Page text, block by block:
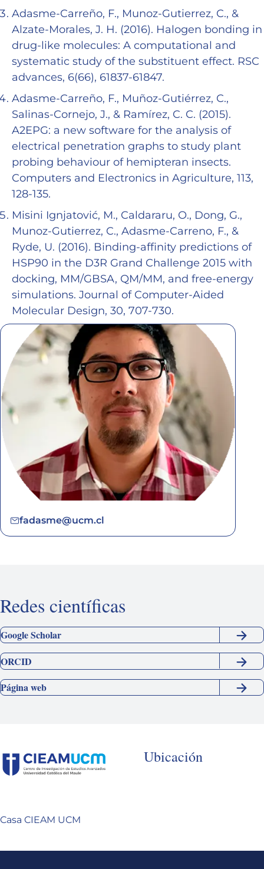
Adasme-Carreño, F., Munoz-Gutierrez, C., &
Alzate-Morales, J. H. (2016). Halogen bonding in
drug-like molecules: A computational and
systematic study of the substituent effect. RSC
advances, 6(66), 61837-61847.
Adasme-Carreño, F., Muñoz-Gutiérrez, C.,
Salinas-Cornejo, J., & Ramírez, C. C. (2015).
A2EPG: a new software for the analysis of
electrical penetration graphs to study plant
probing behaviour of hemipteran insects.
Computers and Electronics in Agriculture, 113,
128-135.
Misini Ignjatović, M., Caldararu, O., Dong, G.,
Munoz-Gutierrez, C., Adasme-Carreno, F., &
Ryde, U. (2016). Binding-affinity predictions of
HSP90 in the D3R Grand Challenge 2015 with
docking, MM/GBSA, QM/MM, and free-energy
simulations. Journal of Computer-Aided
Molecular Design, 30, 707-730.
fadasme@ucm.cl
Redes científicas
Google Scholar
ORCID
Página web
Ubicación
Casa CIEAM UCM